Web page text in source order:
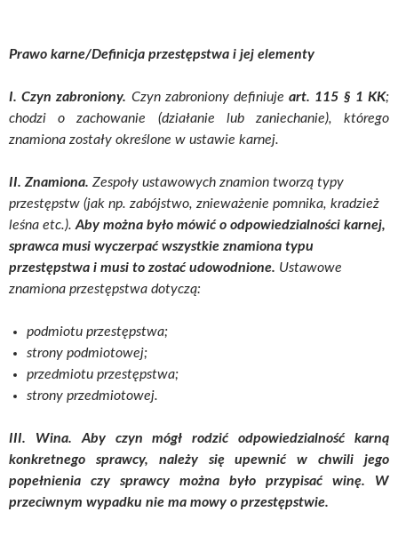
Prawo karne/Definicja przestępstwa i jej elementy
I. Czyn zabroniony. Czyn zabroniony definiujeart. 115 § 1 KK;
chodzi o zachowanie (działanie lub zaniechanie), którego
znamiona zostały określone w ustawie karnej.
II. Znamiona. Zespoły ustawowych znamion tworzą typy
przestępstw (jak np. zabójstwo, znieważenie pomnika, kradzież
leśna etc.). Aby można było mówić o odpowiedzialności karnej,
sprawca musi wyczerpać wszystkie znamiona typu
przestępstwa i musi to zostać udowodnione. Ustawowe
znamiona przestępstwa dotyczą:
podmiotu przestępstwa;
strony podmiotowej;
przedmiotu przestępstwa;
strony przedmiotowej.
III. Wina.
Aby czyn mógł rodzić odpowiedzialność karną
konkretnego sprawcy, należy się upewnić w chwili jego
popełnienia czy sprawcy można było przypisać winę. W
przeciwnym wypadku nie ma mowy o przestępstwie.